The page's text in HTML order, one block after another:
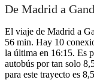
De Madrid a
El viaje de Madrid a
56 min. Hay 10
la última en 16:15. Es
autobús por tan solo
para este trayecto es